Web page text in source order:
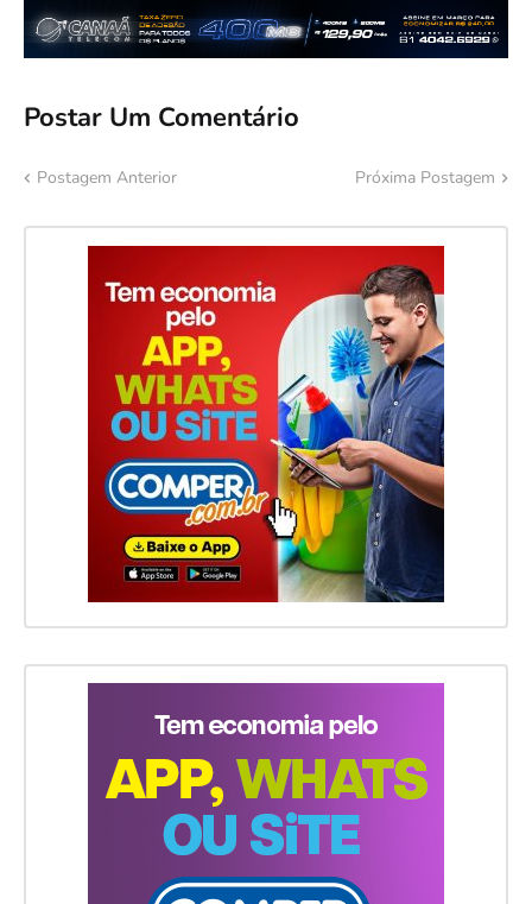
Postar Um Comentário
Postagem Anterior Próxima Postagem